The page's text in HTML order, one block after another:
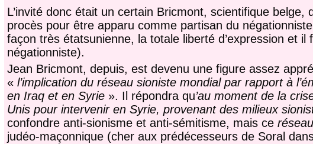
L’invité donc était un certain Bricmont, scientifique
procès pour être apparu comme partisan du
façon très étatsunienne, la totale liberté d’expression et
négationniste).
Jean Bricmont, depuis, est devenu une figure assez
« l’implication du réseau sioniste mondial par rapport à
en Iraq et en Syrie». Il répondra qu’au moment de la
Unis pour intervenir en Syrie, provenant des milieux
confondre anti-sionisme et anti-sémitisme, mais ce
judéo-maçonnique (cher aux prédécesseurs de Soral